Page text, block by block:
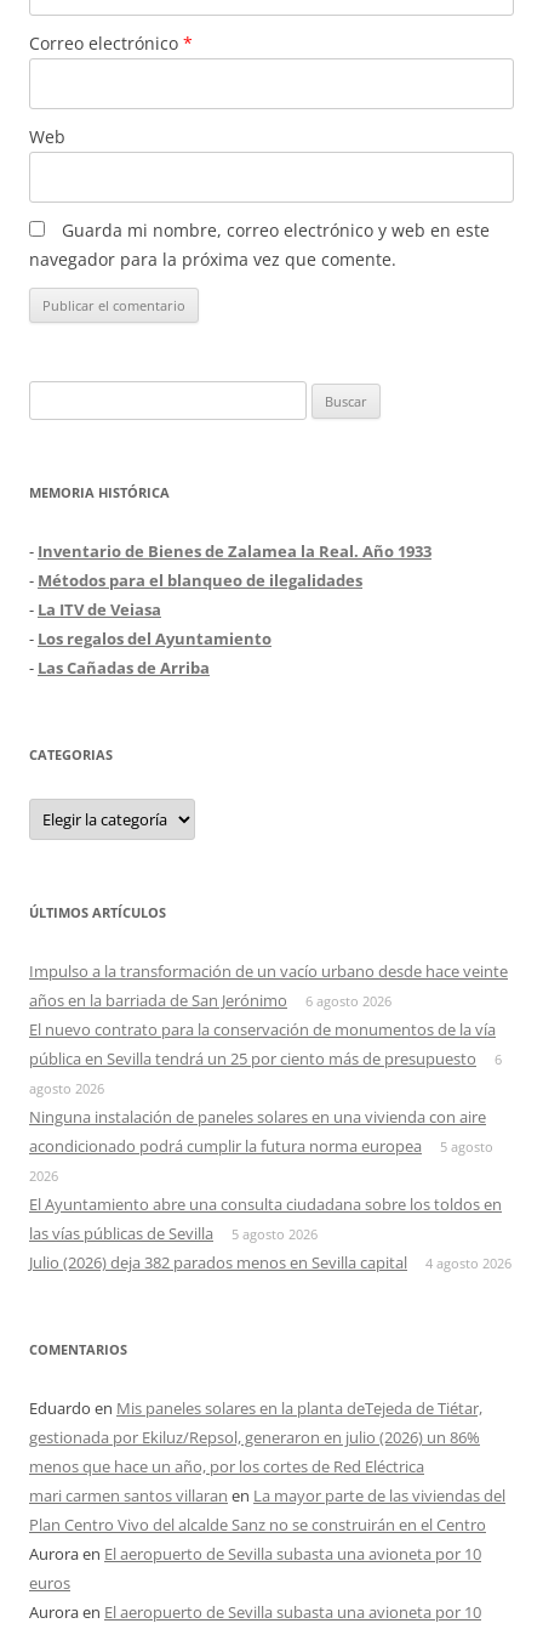
Correo electrónico *
Web
Guarda mi nombre, correo electrónico y web en este
navegador para la próxima vez que comente.
MEMORIA HISTÓRICA
- Inventario de Bienes de Zalamea la Real. Año 1933
- Métodos para el blanqueo de ilegalidades
- La ITV de Veiasa
- Los regalos del Ayuntamiento
- Las Cañadas de Arriba
CATEGORIAS
Categorias
ÚLTIMOS ARTÍCULOS
Impulso a la transformación de un vacío urbano desde hace veinte
años en la barriada de San Jerónimo
6 agosto 2026
El nuevo contrato para la conservación de monumentos de la vía
pública en Sevilla tendrá un 25 por ciento más de presupuesto
6
agosto 2026
Ninguna instalación de paneles solares en una vivienda con aire
acondicionado podrá cumplir la futura norma europea
5 agosto
2026
El Ayuntamiento abre una consulta ciudadana sobre los toldos en
las vías públicas de Sevilla
5 agosto 2026
Julio (2026) deja 382 parados menos en Sevilla capital 4 agosto 2026
COMENTARIOS
Eduardo en Mis paneles solares en la planta deTejeda de Tiétar,
gestionada por Ekiluz/Repsol, generaron en julio (2026) un 86%
menos que hace un año, por los cortes de Red Eléctrica
mari carmen santos villaran en La mayor parte de las viviendas del
Plan Centro Vivo del alcalde Sanz no se construirán en el Centro
Auroraen El aeropuerto de Sevilla subasta una avioneta por 10
euros
Auroraen El aeropuerto de Sevilla subasta una avioneta por 10